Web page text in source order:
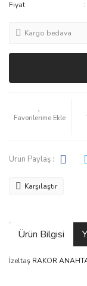
Fiyat
Kargo bedava
Ürün Paylaş :
Karşılaştır
Ürün Bilgisi
İzeltaş RAKOR